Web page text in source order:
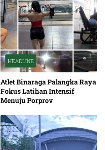
HEADLINE
Atlet Binaraga Palangka Raya
Fokus Latihan Intensif
Menuju Porprov